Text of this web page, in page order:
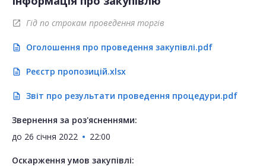
open_in_new Гід по строкам проведення торгів
description Оголошення про проведення закупівлі.pdf
description Реєстр пропозицій.xlsx
description Звіт про результати проведення процедури.pdf
Звернення за роз'ясненнями:
до 26 січня 2022 22:00
Оскарження умов закупівлі: